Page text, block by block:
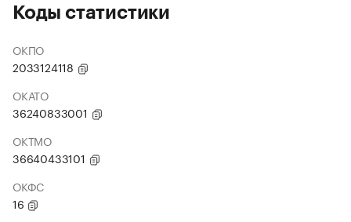
Коды статистики
ОКПО
2033124118
ОКАТО
36240833001
ОКТМО
36640433101
ОКФС
16